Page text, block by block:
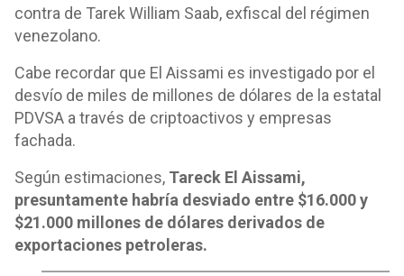
contra de Tarek William Saab, exfiscal del régimen
venezolano.
Cabe recordar que El Aissami es investigado por el
desvío de miles de millones de dólares de la estatal
PDVSA a través de criptoactivos y empresas
fachada.
Según estimaciones, Tareck El Aissami,
presuntamente habría desviado entre $16.000 y
$21.000 millones de dólares derivados de
exportaciones petroleras.